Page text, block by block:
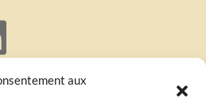
aux
– Shake Mon Entreprise est une marque